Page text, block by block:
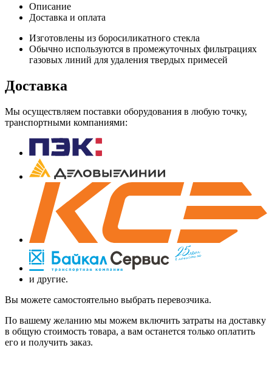
Описание
Доставка и оплата
Изготовлены из боросиликатного стекла
Обычно используются в промежуточных фильтрациях
газовых линий для удаления твердых примесей
Доставка
Мы осуществляем поставки оборудования в любую точку,
транспортными компаниями:
и другие.
Вы можете самостоятельно выбрать перевозчика.
По вашему желанию мы можем включить затраты на доставку
в общую стоимость товара, а вам останется только оплатить
его и получить заказ.